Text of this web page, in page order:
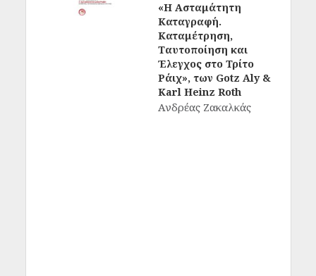
«Η Ασταμάτητη
Καταγραφή.
Καταμέτρηση,
Ταυτοποίηση και
Έλεγχος στο Τρίτο
Ράιχ», των Gotz Aly &
Karl Heinz Roth
Ανδρέας Ζακαλκάς